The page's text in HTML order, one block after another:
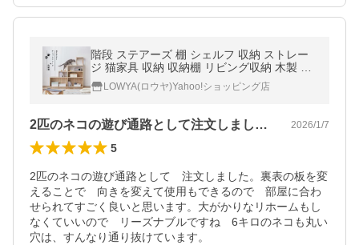
階段 ステアーズ 棚 シェルフ 収納 ストレー
ジ 猫家具 収納 収納棚 リビング収納 木製 お
しゃれ シンプル ナチュラル ねこ ネコ リモ
ートLOWYA(ロウヤ)Yahoo!ショッピング店
2匹のネコの遊び通路として注文しました… 2026/1/7
5
2匹のネコの遊び通路として　注文しました。裏表の板を変
えることで　向きを変えて使用もできるので　部屋に合わ
せられてすごく良いと思います。大がかりなリホームもし
なくていいので　リーズナブルですね　6キロのネコも丸い
穴は、すんなり通り抜けています。